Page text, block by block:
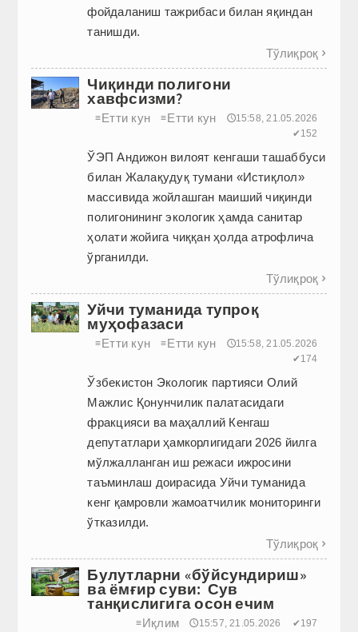
фойдаланиш тажрибаси билан яқиндан
танишди.
Тўлиқроқ 
Чиқинди полигони
хавфсизми?
≡Етти кун ≡Етти кун
🕔15:58, 21.05.2026
✔152
ЎЭП Андижон вилоят кенгаши ташаббуси
билан Жалақудуқ тумани «Истиқлол»
массивида жойлашган маиший чиқинди
полигонининг экологик ҳамда санитар
ҳолати жойига чиққан ҳолда атрофлича
ўрганилди.
Тўлиқроқ 
Уйчи туманида тупроқ
муҳофазаси
≡Етти кун ≡Етти кун
🕔15:58, 21.05.2026
✔174
Ўзбекистон Экологик партияси Олий
Мажлис Қонунчилик палатасидаги
фракцияси ва маҳаллий Кенгаш
депутатлари ҳамкорлигидаги 2026 йилга
мўлжалланган иш режаси ижросини
таъминлаш доирасида Уйчи туманида
кенг қамровли жамоатчилик мониторинги
ўтказилди.
Тўлиқроқ 
Булутларни «бўйсундириш»
ва ёмғир суви: Сув
танқислигига осон ечим
≡Иқлим 🕔15:57, 21.05.2026 ✔197